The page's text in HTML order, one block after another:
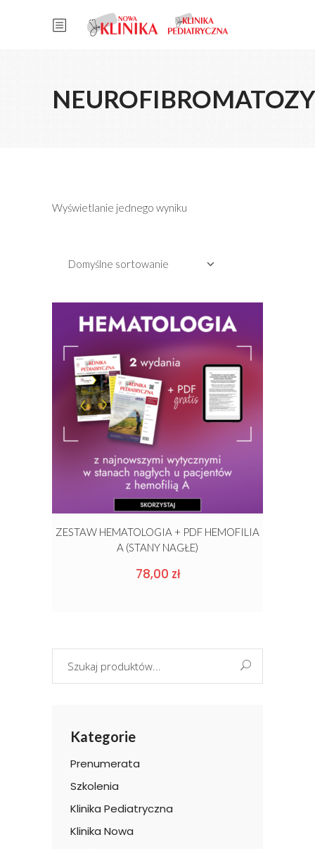
NEUROFIBROMATOZY
Wyświetlanie jednego wyniku
Domyślne sortowanie
ZESTAW HEMATOLOGIA + PDF HEMOFILIA
A (STANY NAGŁE)
78,00 zł
Kategorie
Prenumerata
Szkolenia
Klinika Pediatryczna
Klinika Nowa